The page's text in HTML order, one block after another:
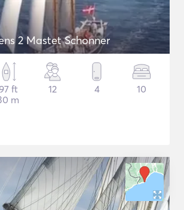
2 Mastet Schonner
ft
m
12 4 10